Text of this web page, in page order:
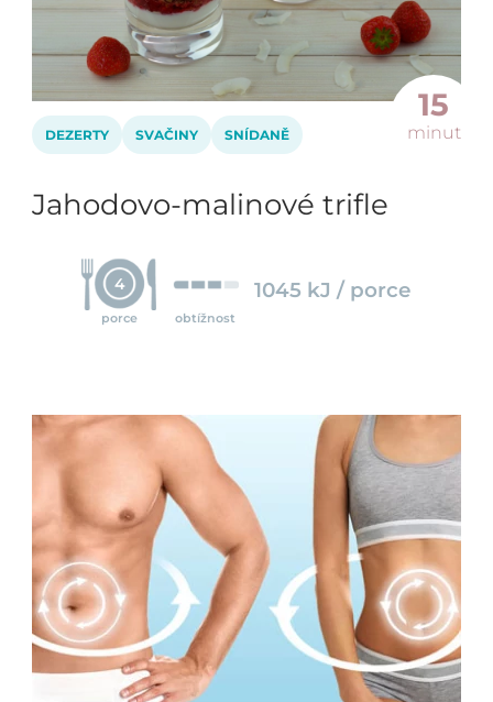
15
minut
DEZERTY SVAČINY SNÍDANĚ
Jahodovo-malinové trifle
4
porce obtížnost
1045 kJ / porce